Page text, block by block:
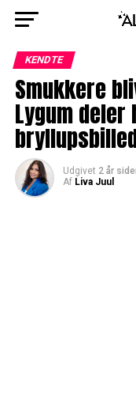
KENDTE
Smukkere
Lygum
Udgivet 2 år
Af Liva Juul